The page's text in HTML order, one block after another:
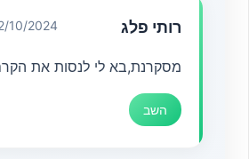
רותי פלג 12/10/2024 בשעה
מסקרנת,בא לי לנסות את
השב